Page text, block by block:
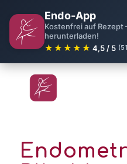
Endo-App
Kostenfrei auf Rezept
herunterladen!
★★★★★ 4,5 / 5